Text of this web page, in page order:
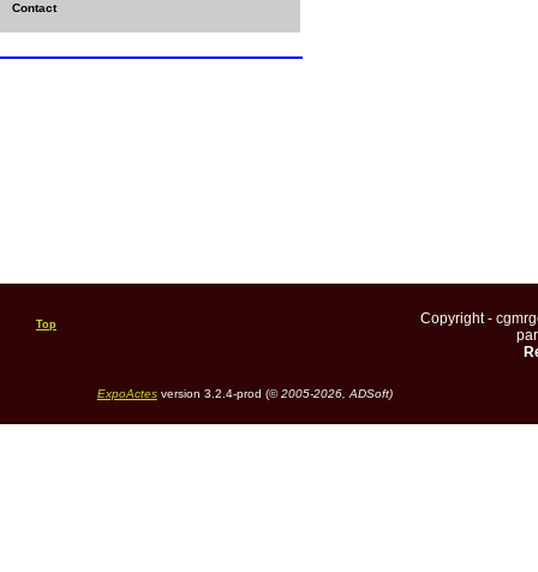
Contact
Top
Copyright -
ExpoActesversion 3.2.4-prod (©2005-2026, ADSoft)